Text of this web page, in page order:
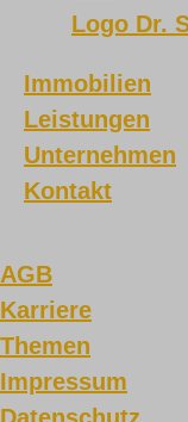
Logo Dr.
Immobilien
Leistungen
Unternehmen
Kontakt
AGB
Karriere
Themen
Impressum